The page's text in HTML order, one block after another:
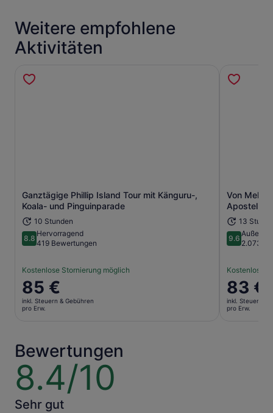
Weitere empfohlene
Aktivitäten
Ganztägige Phillip Island Tour mit Känguru-,
Koala- und Pinguinparade
10 Stunden
8.88.8 von 10
Hervorragend
419 Bewertungen
Kostenlose Stornierung möglich
Der
Preis
beträgt
Erw.
85 €
inkl. Steuern & Gebühren
pro Erw.
Wird in einem neuen Tab geöffnet
Von
Apostel,
13
9.69.6 von 10
2.073
Kostenlose
Der
Preis
beträgt
83 €
inkl. Steuern &
pro Erw.
Bewertungen
8.4/10
8.4
von
10
Sehr gut